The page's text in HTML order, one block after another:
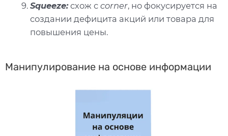
Squeeze:схож сcorner, но фокусируется на
создании дефицита акций или товара для
повышения цены.
Манипулирование на основе информации